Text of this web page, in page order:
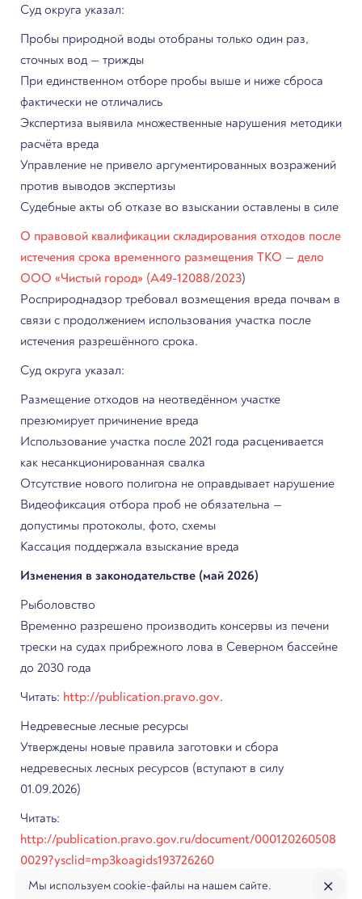
Суд округа указал:
Пробы природной воды отобраны только один раз,
сточных вод — трижды
При единственном отборе пробы выше и ниже сброса
фактически не отличались
Экспертиза выявила множественные нарушения методики
расчёта вреда
Управление не привело аргументированных возражений
против выводов экспертизы
Судебные акты об отказе во взыскании оставлены в силе
О правовой квалификации складирования отходов после
истечения срока временного размещения ТКО — дело
ООО «Чистый город» (А49-12088/2023)
Росприроднадзор требовал возмещения вреда почвам в
связи с продолжением использования участка после
истечения разрешённого срока.
Суд округа указал:
Размещение отходов на неотведённом участке
презюмирует причинение вреда
Использование участка после 2021 года расценивается
как несанкционированная свалка
Отсутствие нового полигона не оправдывает нарушение
Видеофиксация отбора проб не обязательна —
допустимы протоколы, фото, схемы
Кассация поддержала взыскание вреда
Изменения в законодательстве (май 2026)
Рыболовство
Временно разрешено производить консервы из печени
трески на судах прибрежного лова в Северном бассейне
до 2030 года
Читать: http://publication.pravo.gov.
Недревесные лесные ресурсы
Утверждены новые правила заготовки и сбора
недревесных лесных ресурсов (вступают в силу
01.09.2026)
Читать:
http://publication.pravo.gov.ru/document/000120260508
0029?ysclid=mp3koagids193726260
Закрытые объекты размещения отходов
Мы используем cookie-файлы на нашем сайте.